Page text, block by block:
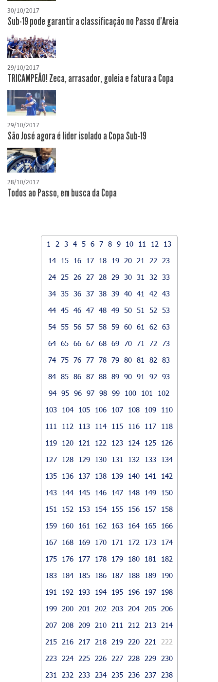
30/10/2017
Sub-19 pode garantir a classificação no Passo d'Areia
29/10/2017
TRICAMPEÃO! Zeca, arrasador, goleia e fatura a Copa
29/10/2017
São José agora é líder isolado a Copa Sub-19
28/10/2017
Todos ao Passo, em busca da Copa
1 2 3 4 5 6 7 8 9 10 11 12
13
14
15 16 17 18 19 20 21 22
23
24
25 26 27 28 29 30 31 32
33
34 35 36 37 38 39 40 41 42
43
44 45 46 47 48 49 50 51 52
53
54 55 56 57 58 59 60 61 62
63
64 65 66 67 68 69 70 71 72
73
74 75 76 77 78 79 80 81 82
83
84 85 86 87 88 89 90 91 92
93
94 95 96 97 98 99 100 101
102
103
104 105 106 107 108 109
110
111
112 113 114 115 116 117
118
119
120 121 122 123 124 125
126
127
128 129 130 131 132 133
134
135
136 137 138 139 140 141
142
143
144 145 146 147 148 149
150
151
152 153 154 155 156 157
158
159
160 161 162 163 164 165
166
167
168 169 170 171 172 173
174
175
176 177 178 179 180 181
182
183
184 185 186 187 188 189
190
191
192 193 194 195 196 197
198
199
200 201 202 203 204 205
206
207
208 209 210 211 212 213
214
215
216 217 218 219 220 221
222
223
224 225 226 227 228 229
230
231
232 233 234 235 236 237
238